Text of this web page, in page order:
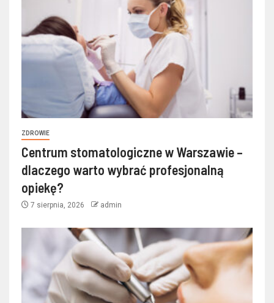
ZDROWIE
Centrum stomatologiczne w Warszawie –
dlaczego warto wybrać profesjonalną
opiekę?
7 sierpnia, 2026 admin